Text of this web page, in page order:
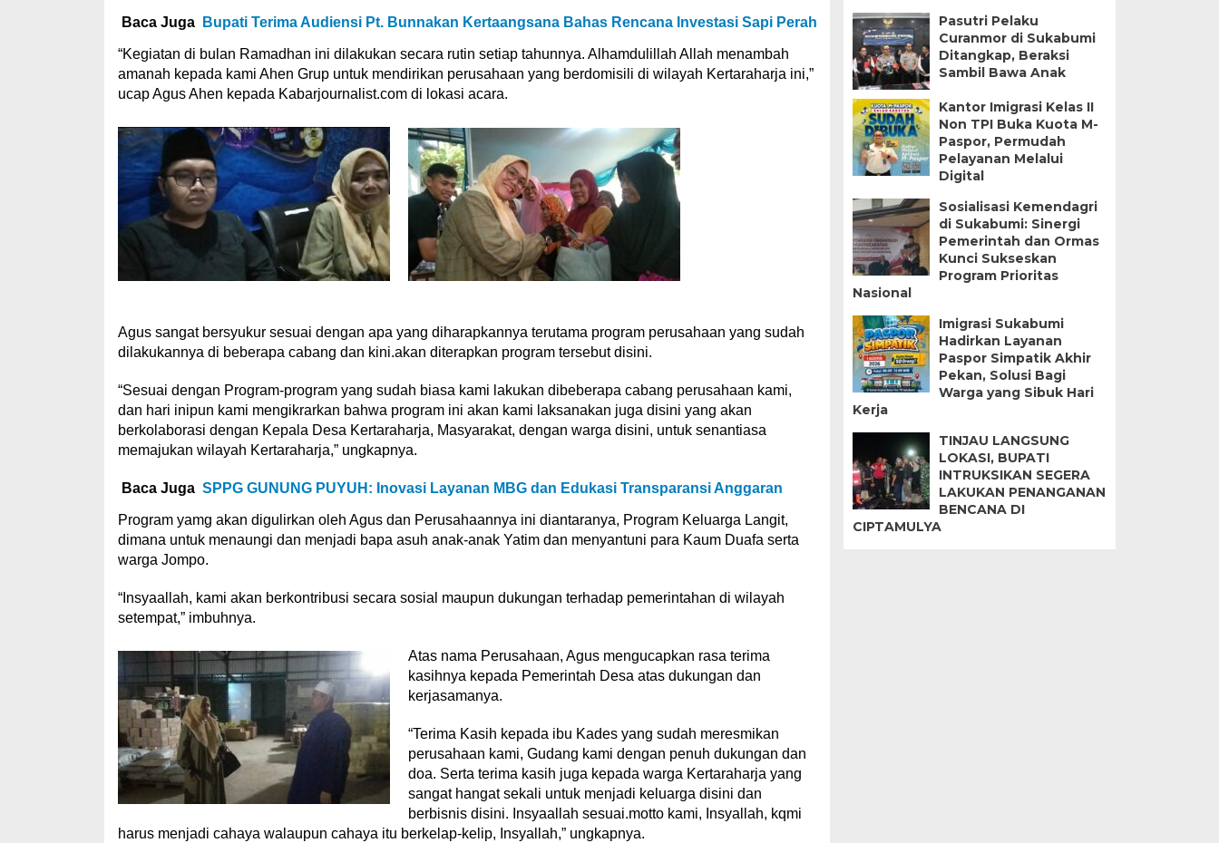
Baca Juga Bupati Terima Audiensi Pt. Bunnakan Kertaangsana Bahas Rencana Investasi Sapi Perah
“Kegiatan di bulan Ramadhan ini dilakukan secara rutin setiap tahunnya. Alhamdulillah Allah menambah
amanah kepada kami Ahen Grup untuk mendirikan perusahaan yang berdomisili di wilayah Kertaraharja ini,”
ucap Agus Ahen kepada Kabarjournalist.com di lokasi acara.
Agus sangat bersyukur sesuai dengan apa yang diharapkannya terutama program perusahaan yang sudah
dilakukannya di beberapa cabang dan kini.akan diterapkan program tersebut disini.
“Sesuai dengan Program-program yang sudah biasa kami lakukan dibeberapa cabang perusahaan kami,
dan hari inipun kami mengikrarkan bahwa program ini akan kami laksanakan juga disini yang akan
berkolaborasi dengan Kepala Desa Kertaraharja, Masyarakat, dengan warga disini, untuk senantiasa
memajukan wilayah Kertaraharja,” ungkapnya.
Baca Juga SPPG GUNUNG PUYUH: Inovasi Layanan MBG dan Edukasi Transparansi Anggaran
Program yamg akan digulirkan oleh Agus dan Perusahaannya ini diantaranya, Program Keluarga Langit,
dimana untuk menaungi dan menjadi bapa asuh anak-anak Yatim dan menyantuni para Kaum Duafa serta
warga Jompo.
“Insyaallah, kami akan berkontribusi secara sosial maupun dukungan terhadap pemerintahan di wilayah
setempat,” imbuhnya.
Atas nama Perusahaan, Agus mengucapkan rasa terima
kasihnya kepada Pemerintah Desa atas dukungan dan
kerjasamanya.
“Terima Kasih kepada ibu Kades yang sudah meresmikan
perusahaan kami, Gudang kami dengan penuh dukungan dan
doa. Serta terima kasih juga kepada warga Kertaraharja yang
sangat hangat sekali untuk menjadi keluarga disini dan
berbisnis disini. Insyaallah sesuai.motto kami, Insyallah, kqmi
harus menjadi cahaya walaupun cahaya itu berkelap-kelip, Insyallah,” ungkapnya.
Pasutri Pelaku
Curanmor di Sukabumi
Ditangkap, Beraksi
Sambil Bawa Anak
Kantor Imigrasi Kelas II
Non TPI Buka Kuota M-
Paspor, Permudah
Pelayanan Melalui
Digital
Sosialisasi Kemendagri
di Sukabumi: Sinergi
Pemerintah dan Ormas
Kunci Sukseskan
Program Prioritas
Nasional
Imigrasi Sukabumi
Hadirkan Layanan
Paspor Simpatik Akhir
Pekan, Solusi Bagi
Warga yang Sibuk Hari
Kerja
TINJAU LANGSUNG
LOKASI, BUPATI
INTRUKSIKAN SEGERA
LAKUKAN PENANGANAN
BENCANA DI
CIPTAMULYA